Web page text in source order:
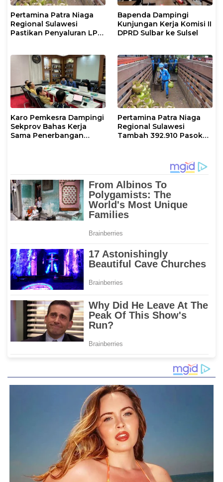
Pertamina Patra Niaga
Regional Sulawesi
Pastikan Penyaluran LPG
Pasokan Selama Periode
Hari Raya Idul adha
Bapenda Dampingi
Kunjungan Kerja Komisi II
DPRD Sulbar ke Sulsel
Karo Pemkesra Dampingi
Sekprov Bahas Kerja
Sama Penerbangan
Pertamina Patra Niaga
Regional Sulawesi
Tambah 392.910 Pasokan
dan Long Weekend